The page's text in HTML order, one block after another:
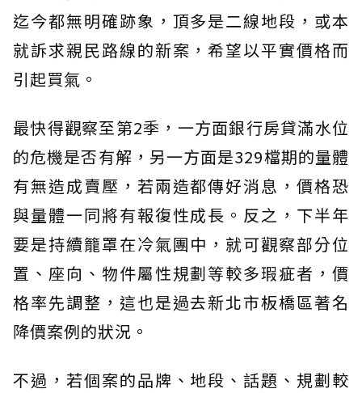
迄今都無明確跡象，頂多是二線地段，或本
就訴求親民路線的新案，希望以平實價格而
引起買氣。
最快得觀察至第2季，一方面銀行房貸滿水位
的危機是否有解，另一方面是329檔期的量體
有無造成賣壓，若兩造都傳好消息，價格恐
與量體一同將有報復性成長。反之，下半年
要是持續籠罩在冷氣團中，就可觀察部分位
置、座向、物件屬性規劃等較多瑕疵者，價
格率先調整，這也是過去新北市板橋區著名
降價案例的狀況。
不過，若個案的品牌、地段、話題、規劃較